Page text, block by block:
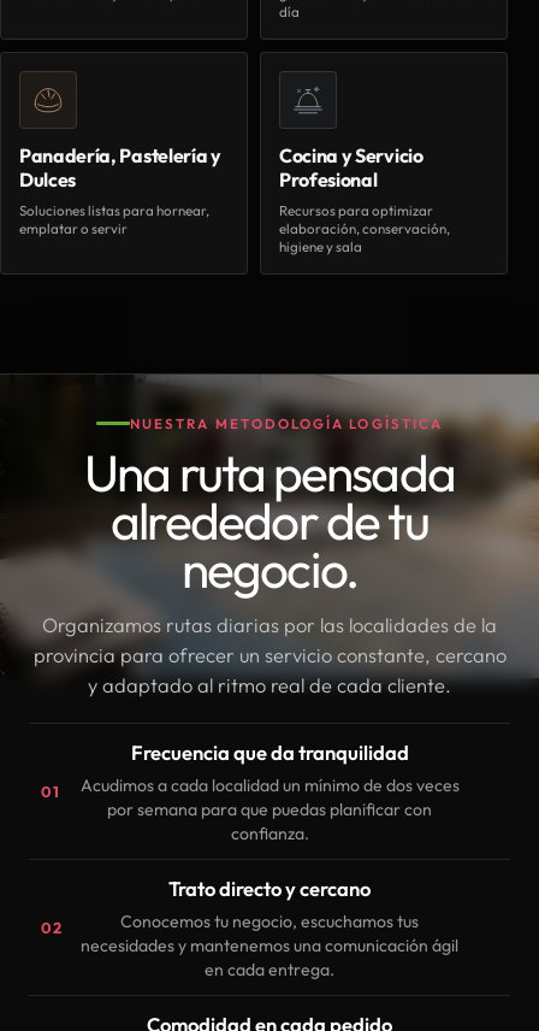
día
Panadería, Pastelería y
Dulces
Soluciones listas para hornear,
emplatar o servir
Cocina y Servicio
Profesional
Recursos para optimizar
elaboración, conservación,
higiene y sala
NUESTRA METODOLOGÍA LOGÍSTICA
Una ruta pensada
alrededor de tu
negocio.
Organizamos rutas diarias por las localidades de la
provincia para ofrecer un servicio constante, cercano
y adaptado al ritmo real de cada cliente.
01
Frecuencia que da tranquilidad
Acudimos a cada localidad un mínimo de dos veces
por semana para que puedas planificar con
confianza.
02
Trato directo y cercano
Conocemos tu negocio, escuchamos tus
necesidades y mantenemos una comunicación ágil
en cada entrega.
Comodidad en cada pedido